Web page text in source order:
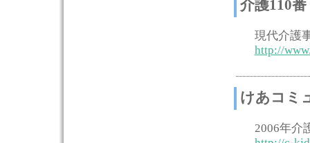
介護110番
現代介護
http://
けあコミ
2006年介